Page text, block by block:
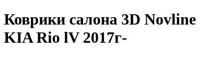
Коврики салона 3D Novline
KIA Rio lV 2017г-